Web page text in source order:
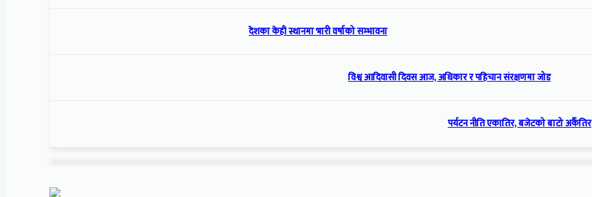
देशका केही स्थानमा भारी वर्षाको सम्भावना
विश्व आदिवासी दिवस आज, अधिकार र पहिचान संरक्षणमा जोड
पर्यटन नीति एकातिर, बजेटको बाटो अर्कैतिर